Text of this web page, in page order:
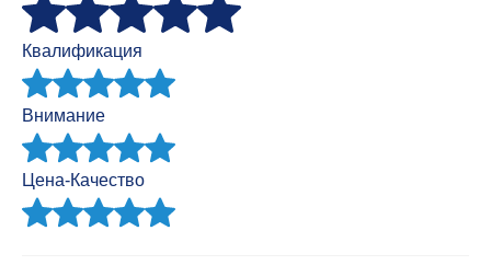
Квалификация
Внимание
Цена-Качество